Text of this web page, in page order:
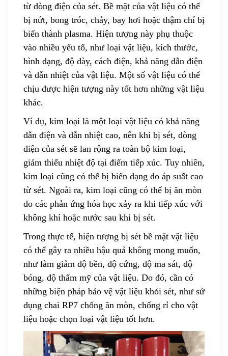
từ dòng điện của sét. Bề mặt của vật liệu có thể
bị nứt, bong tróc, chảy, bay hơi hoặc thậm chí bị
biến thành plasma. Hiện tượng này phụ thuộc
vào nhiều yếu tố, như loại vật liệu, kích thước,
hình dạng, độ dày, cách điện, khả năng dẫn điện
và dẫn nhiệt của vật liệu. Một số vật liệu có thể
chịu được hiện tượng này tốt hơn những vật liệu
khác.
Ví dụ, kim loại là một loại vật liệu có khả năng
dẫn điện và dẫn nhiệt cao, nên khi bị sét, dòng
điện của sét sẽ lan rộng ra toàn bộ kim loại,
giảm thiểu nhiệt độ tại điểm tiếp xúc. Tuy nhiên,
kim loại cũng có thể bị biến dạng do áp suất cao
từ sét. Ngoài ra, kim loại cũng có thể bị ăn mòn
do các phản ứng hóa học xảy ra khi tiếp xúc với
không khí hoặc nước sau khi bị sét.
Trong thực tế, hiện tượng bị sét bề mặt vật liệu
có thể gây ra nhiều hậu quả không mong muốn,
như làm giảm độ bền, độ cứng, độ ma sát, độ
bóng, độ thẩm mỹ của vật liệu. Do đó, cần có
những biện pháp bảo vệ vật liệu khỏi sét, như sử
dụng chai RP7 chống ăn mòn, chống rỉ cho vật
liệu hoặc chọn loại vật liệu tốt hơn.